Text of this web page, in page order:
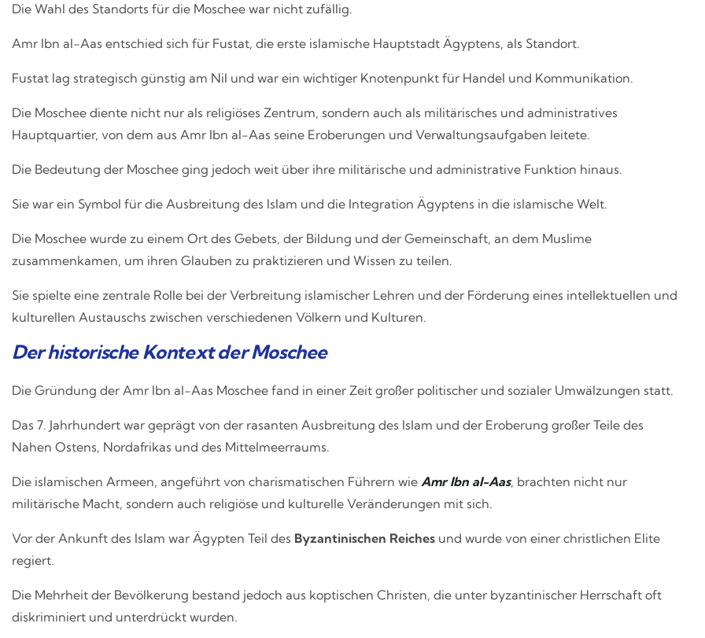
Die Wahl des Standorts für die Moschee war nicht zufällig.
Amr Ibn al-Aas entschied sich für Fustat, die erste islamische Hauptstadt Ägyptens, als Standort.
Fustat lag strategisch günstig am Nil und war ein wichtiger Knotenpunkt für Handel und Kommunikation.
Die Moschee diente nicht nur als religiöses Zentrum, sondern auch als militärisches und administratives
Hauptquartier, von dem aus Amr Ibn al-Aas seine Eroberungen und Verwaltungsaufgaben leitete.
Die Bedeutung der Moschee ging jedoch weit über ihre militärische und administrative Funktion hinaus.
Sie war ein Symbol für die Ausbreitung des Islam und die Integration Ägyptens in die islamische Welt.
Die Moschee wurde zu einem Ort des Gebets, der Bildung und der Gemeinschaft, an dem Muslime
zusammenkamen, um ihren Glauben zu praktizieren und Wissen zu teilen.
Sie spielte eine zentrale Rolle bei der Verbreitung islamischer Lehren und der Förderung eines intellektuellen und
kulturellen Austauschs zwischen verschiedenen Völkern und Kulturen.
Der historische Kontext der Moschee
Die Gründung der Amr Ibn al-Aas Moschee fand in einer Zeit großer politischer und sozialer Umwälzungen statt.
Das 7. Jahrhundert war geprägt von der rasanten Ausbreitung des Islam und der Eroberung großer Teile des
Nahen Ostens, Nordafrikas und des Mittelmeerraums.
Die islamischen Armeen, angeführt von charismatischen Führern wie Amr Ibn al-Aas, brachten nicht nur
militärische Macht, sondern auch religiöse und kulturelle Veränderungen mit sich.
Vor der Ankunft des Islam war Ägypten Teil des Byzantinischen Reiches und wurde von einer christlichen Elite
regiert.
Die Mehrheit der Bevölkerung bestand jedoch aus koptischen Christen, die unter byzantinischer Herrschaft oft
diskriminiert und unterdrückt wurden.